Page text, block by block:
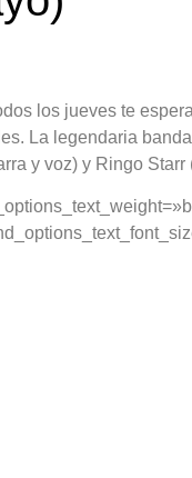
los jueves te
. La legendaria
y voz) y Ringo